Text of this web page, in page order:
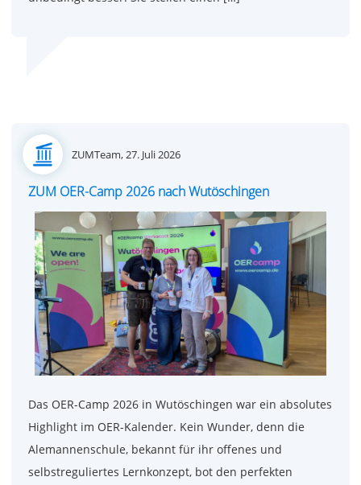
ZUMTeam, Posted
27. Juli 2026
ZUM OER-Camp 2026 nach Wutöschingen
Das OER-Camp 2026 in Wutöschingen war ein absolutes
Highlight im OER-Kalender. Kein Wunder, denn die
Alemannenschule, bekannt für ihr offenes und
selbstreguliertes Lernkonzept, bot den perfekten